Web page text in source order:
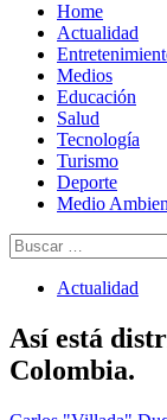
Home
Actualidad
Medios
Educación
Salud
Tecnología
Turismo
Deporte
Medio
Buscar:
Actualidad
Así está
Colombia.